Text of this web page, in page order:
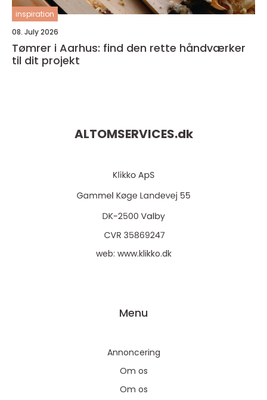
inspiration
08. July 2026
Tømrer i Aarhus: find den rette håndværker
til dit projekt
ALTOMSERVICES.dk
web: www.klikko.dk
Menu
Annoncering
Om os
Om os